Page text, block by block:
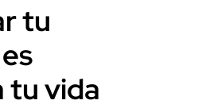
tu
tu vida